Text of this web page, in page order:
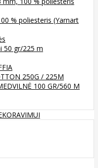
% poliesteris (Yarnart
50 gr/225 m
250G / 225M
100 GR/560 M